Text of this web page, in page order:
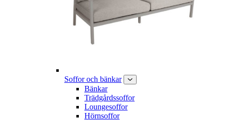
Soffor och bänkar
Bänkar
Trädgårdssoffor
Loungesoffor
Hörnsoffor